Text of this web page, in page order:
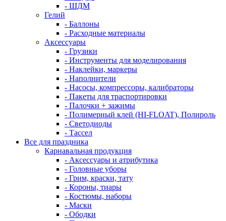
- ШДМ
Гелий
- Баллоны
- Расходные материалы
Аксессуары
- Грузики
- Инструменты для моделирования
- Наклейки, маркеры
- Наполнители
- Насосы, компрессоры, калибраторы
- Пакеты для траспортировки
- Палочки + зажимы
- Полимерный клей (HI-FLOAT), Полироль
- Светодиоды
- Тассел
Все для праздника
Карнавальная продукция
- Аксессуары и атрибутика
- Головные уборы
- Грим, краски, тату
- Короны, тиары
- Костюмы, наборы
- Маски
- Ободки